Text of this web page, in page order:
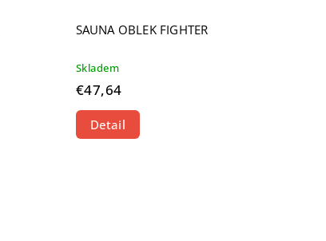
SAUNA OBLEK FIGHTER
Skladem
€47,64
Detail